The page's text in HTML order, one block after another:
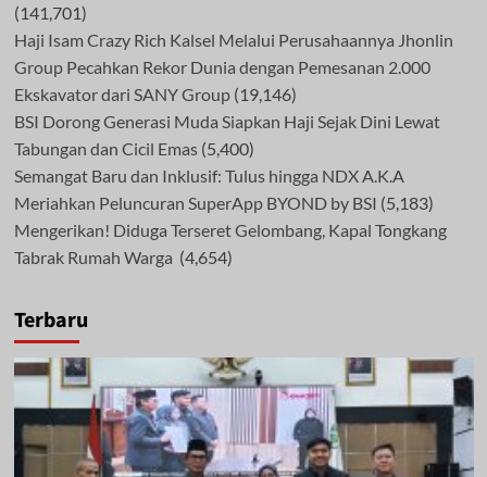
(141,701)
Haji Isam Crazy Rich Kalsel Melalui Perusahaannya Jhonlin
Group Pecahkan Rekor Dunia dengan Pemesanan 2.000
Ekskavator dari SANY Group (19,146)
BSI Dorong Generasi Muda Siapkan Haji Sejak Dini Lewat
Tabungan dan Cicil Emas (5,400)
Semangat Baru dan Inklusif: Tulus hingga NDX A.K.A
Meriahkan Peluncuran SuperApp BYOND by BSI (5,183)
Mengerikan! Diduga Terseret Gelombang, Kapal Tongkang
Tabrak Rumah Warga (4,654)
Terbaru